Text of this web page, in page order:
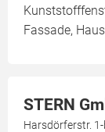
Fassade,
STERN
Harsdörferstr.